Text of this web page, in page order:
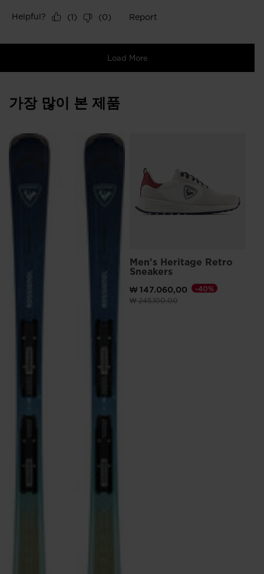
가장 많이 본 제품
Men's Heritage Retro
Sneakers
₩ 147.060,00
이전 가격 (insert amount)원 대비
₩ 245.100,00(insert amount)원으로 가
-40%